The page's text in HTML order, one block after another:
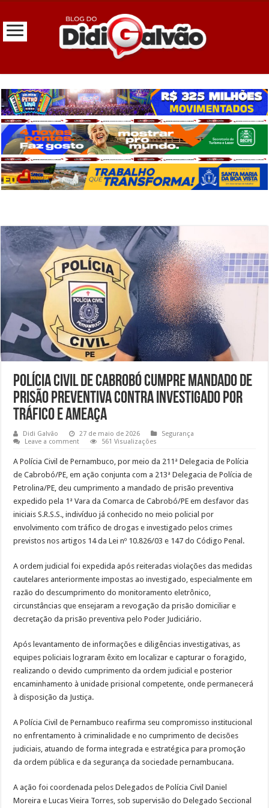
Polícia Civil de Cabrobó cumpre mandado de
prisão preventiva contra investigado por
tráfico e ameaça
Didi Galvão 27 de maio de 2026
Segurança
Leave a comment
561 Visualizações
A Polícia Civil de Pernambuco, por meio da 211ª Delegacia de Polícia
de Cabrobó/PE, em ação conjunta com a 213ª Delegacia de Polícia de
Petrolina/PE, deu cumprimento a mandado de prisão preventiva
expedido pela 1ª Vara da Comarca de Cabrobó/PE em desfavor das
iniciais S.R.S.S., indivíduo já conhecido no meio policial por
envolvimento com tráfico de drogas e investigado pelos crimes
previstos nos artigos 14 da Lei nº 10.826/03 e 147 do Código Penal.
A ordem judicial foi expedida após reiteradas violações das medidas
cautelares anteriormente impostas ao investigado, especialmente em
razão do descumprimento do monitoramento eletrônico,
circunstâncias que ensejaram a revogação da prisão domiciliar e
decretação da prisão preventiva pelo Poder Judiciário.
Após levantamento de informações e diligências investigativas, as
equipes policiais lograram êxito em localizar e capturar o foragido,
realizando o devido cumprimento da ordem judicial e posterior
encaminhamento à unidade prisional competente, onde permanecerá
à disposição da Justiça.
A Polícia Civil de Pernambuco reafirma seu compromisso institucional
no enfrentamento à criminalidade e no cumprimento de decisões
judiciais, atuando de forma integrada e estratégica para promoção
da ordem pública e da segurança da sociedade pernambucana.
A ação foi coordenada pelos Delegados de Polícia Civil Daniel
Moreira e Lucas Vieira Torres, sob supervisão do Delegado Seccional